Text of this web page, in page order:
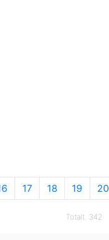
17 18 19 20
Totalt: 342